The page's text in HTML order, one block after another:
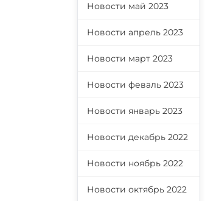
Новости май 2023
Новости апрель 2023
Новости март 2023
Новости феваль 2023
Новости январь 2023
Новости декабрь 2022
Новости ноябрь 2022
Новости октябрь 2022